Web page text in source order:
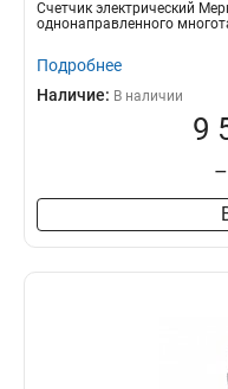
Счетчик электрический
однонаправленного
Подробнее
Наличие: В наличии
9
–